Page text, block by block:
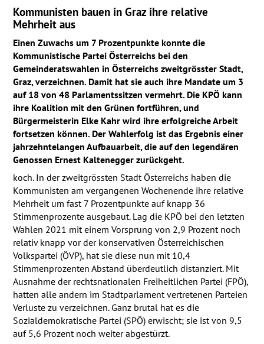
Kommunisten bauen in Graz ihre relative
Mehrheit aus
Einen Zuwachs um 7 Prozentpunkte konnte die
Kommunistische Partei Österreichs bei den
Gemeinderatswahlen in Österreichs zweitgrösster Stadt,
Graz, verzeichnen. Damit hat sie auch ihre Mandate um 3
auf 18 von 48 Parlamentssitzen vermehrt. Die KPÖ kann
ihre Koalition mit den Grünen fortführen, und
Bürgermeisterin Elke Kahr wird ihre erfolgreiche Arbeit
fortsetzen können. Der Wahlerfolg ist das Ergebnis einer
jahrzehntelangen Aufbauarbeit, die auf den legendären
Genossen Ernest Kaltenegger zurückgeht.
koch. In der zweitgrössten Stadt Österreichs haben die
Kommunisten am vergangenen Wochenende ihre relative
Mehrheit um fast 7 Prozentpunkte auf knapp 36
Stimmenprozente ausgebaut. Lag die KPÖ bei den letzten
Wahlen 2021 mit einem Vorsprung von 2,9 Prozent noch
relativ knapp vor der konservativen Österreichischen
Volkspartei (ÖVP), hat sie diese nun mit 10,4
Stimmenprozenten Abstand überdeutlich distanziert. Mit
Ausnahme der rechtsnationalen Freiheitlichen Partei (FPÖ),
hatten alle andern im Stadtparlament vertretenen Parteien
Verluste zu verzeichnen. Ganz brutal hat es die
Sozialdemokratische Partei (SPÖ) erwischt; sie ist von 9,5
auf 5,6 Prozent noch weiter abgestürzt.